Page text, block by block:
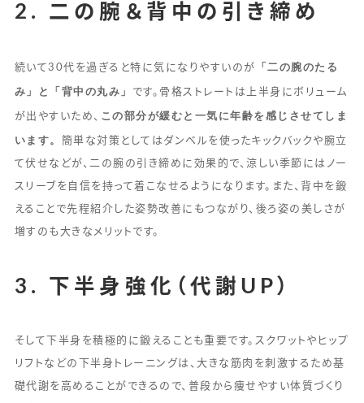
2. 二の腕＆背中の引き締め
続いて30代を過ぎると特に気になりやすいのが
「二の腕のたる
み」と「背中の丸み」
です。骨格ストレートは上半身にボリューム
が出やすいため、 この部分が緩むと一気に年齢を感じさせてしま
います。
簡単な対策としてはダンベルを使ったキックバックや腕立
て伏せなどが、二の腕の引き締めに効果的で、涼しい季節にはノー
スリーブを自信を持って着こなせるようになります。また、背中を鍛
えることで先程紹介した姿勢改善にもつながり、後ろ姿の美しさが
増すのも大きなメリットです。
3. 下半身強化（代謝UP）
そして下半身を積極的に鍛えることも重要です。スクワットやヒップ
リフトなどの下半身トレーニングは、大きな筋肉を刺激するため基
礎代謝を高めることができるので、普段から痩せやすい体質づくり